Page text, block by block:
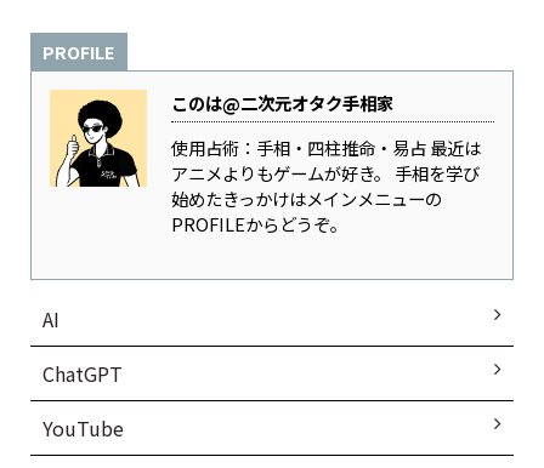
PROFILE
このは@二次元オタク手相家
使用占術：手相・四柱推命・易占 最近は
アニメよりもゲームが好き。 手相を学び
始めたきっかけはメインメニューの
PROFILEからどうぞ。
AI
ChatGPT
YouTube